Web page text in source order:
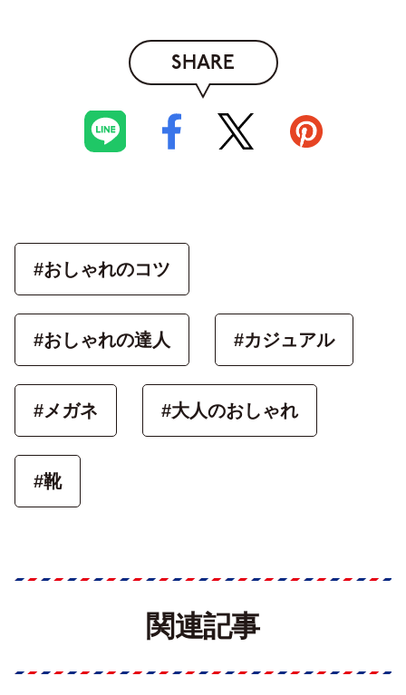
SHARE
#おしゃれのコツ
#おしゃれの達人 #カジュアル
#メガネ #大人のおしゃれ
#靴
関連記事